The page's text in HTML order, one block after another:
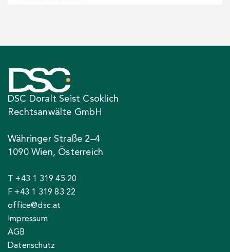
DSC Doralt Seist Csoklich
Rechtsanwälte GmbH
Währinger Straße 2–4
1090 Wien, Österreich
T +43 1 319 45 20
F +43 1 319 83 22
office@dsc.at
Impressum
AGB
Datenschutz